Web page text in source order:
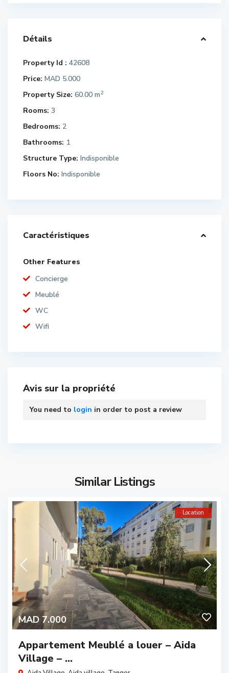
Détails
Property Id : 42608
Price: MAD 5.000
Property Size: 60.00 m2
Rooms: 3
Bedrooms: 2
Bathrooms: 1
Structure Type: Indisponible
Floors No: Indisponible
Caractéristiques
Other Features
Concierge
Meublé
WC
Wifi
Avis sur la propriété
You need to login in order to post a review
Similar Listings
MAD 7.000
Location
Appartement Meublé a louer – Aida
Village – ...